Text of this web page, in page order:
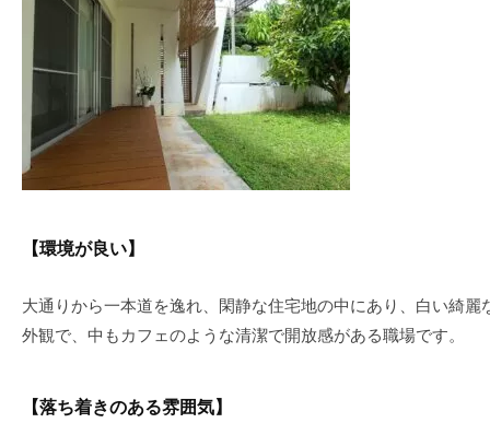
【環境が良い】
大通りから一本道を逸れ、閑静な住宅地の中にあり、白い綺麗
外観で、中もカフェのような清潔で開放感がある職場です。
【落ち着きのある雰囲気】